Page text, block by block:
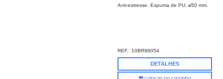
Anti-estresse. Espuma de PU. ø50 mm.
REF.: 10BR98054
DETALHES